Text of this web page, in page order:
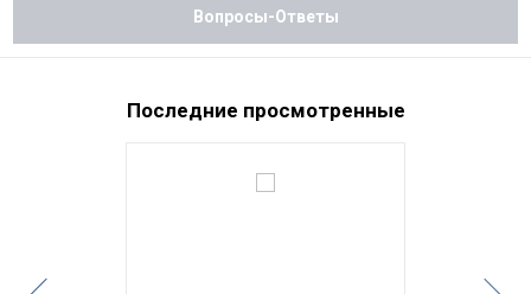
Вопросы-Ответы
Последние просмотренные